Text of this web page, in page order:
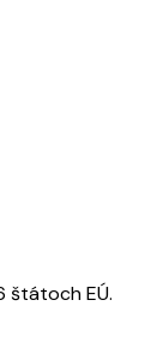
štátoch EÚ.